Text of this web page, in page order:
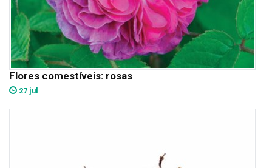
Flores comestíveis: rosas
27 jul